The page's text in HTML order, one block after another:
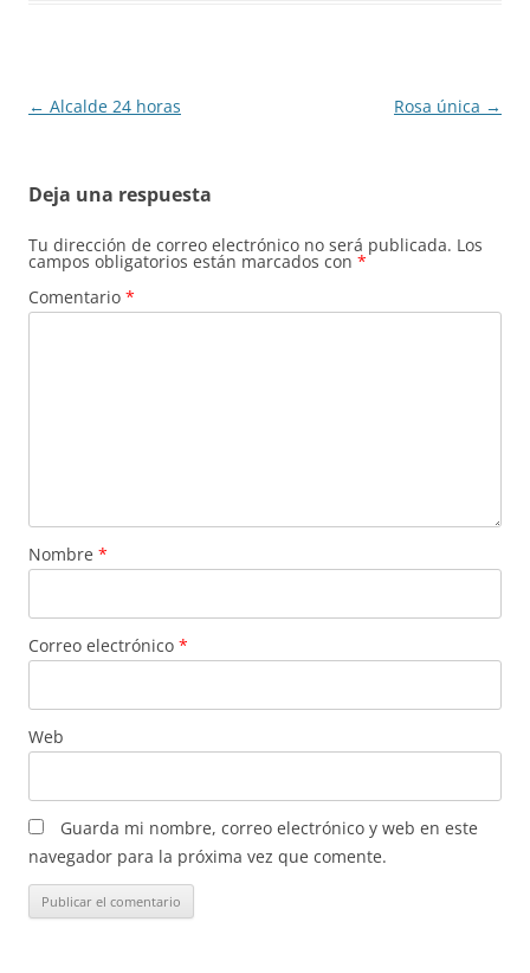
Navegación
← Alcalde 24 horas Rosa única →
Deja una respuesta
Tu dirección de correo electrónico no será publicada. Los
campos obligatorios están marcados con *
Comentario *
Nombre *
Correo electrónico *
Web
Guarda mi nombre, correo electrónico y web en este
navegador para la próxima vez que comente.